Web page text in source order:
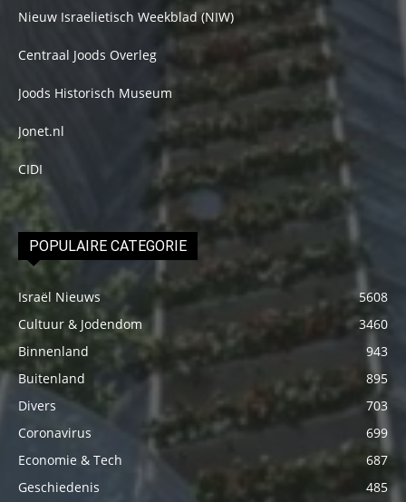
Nieuw Israelietisch Weekblad (NIW)
Centraal Joods Overleg
Joods Historisch Museum
Jonet.nl
CIDI
POPULAIRE CATEGORIE
Israël Nieuws
5608
Cultuur & Jodendom
3460
Binnenland
943
Buitenland
895
Divers
703
Coronavirus
699
Economie & Tech
687
Geschiedenis
485